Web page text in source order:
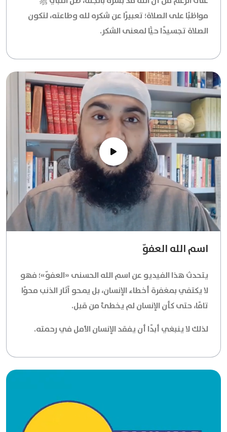
مواظبًا على الصلاة؛ تعبيرًا عن شكره لله وطاعته، لتكون
الصلاة تجسيدًا حيًّا لمعنى الشكر.
اسم الله العفوّ
يتحدث هذا الفيديو عن اسم الله الحسنى«العفوّ»؛ فهو
لا يكتفي بمغفرة أخطاء الإنسان، بل يمحو آثار الذنب محوًا
تامًا، حتى كأن الإنسان لم يخطئ من قبل.
لذلك لا ينبغي أبدًا أن يفقد الإنسان الأمل في رحمته.